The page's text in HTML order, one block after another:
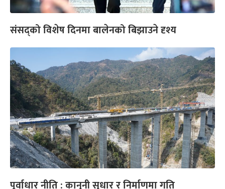
संसद्को विशेष दिनमा बालेनको बिझाउने दृश्य
पूर्वाधार नीति : कानुनी सुधार र निर्माणमा गति